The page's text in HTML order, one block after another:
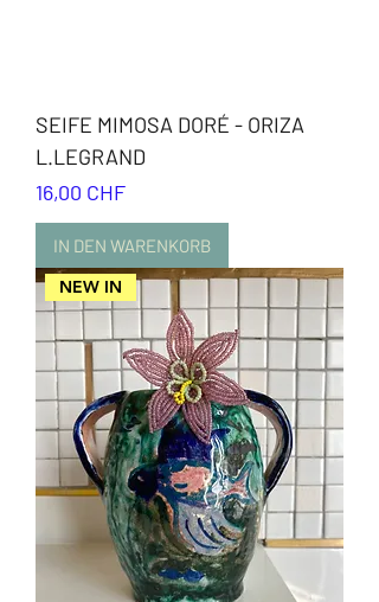
SEIFE MIMOSA DORÉ - ORIZA
L.LEGRAND
Preis
16,00 CHF
IN DEN WARENKORB
NEW IN